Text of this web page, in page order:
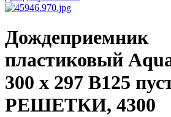
Дождеприемник
пластиковый
300 х 297 B125
РЕШЕТКИ, 4300